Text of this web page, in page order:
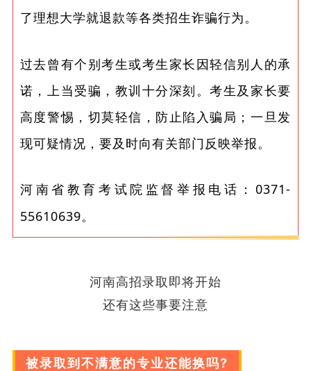
了理想大学就退款等各类招生诈骗行为。
过去曾有个别考生或考生家长因轻信别人的承
诺，上当受骗，教训十分深刻。考生及家长要
高度警惕，切莫轻信，防止陷入骗局；一旦发
现可疑情况，要及时向有关部门反映举报。
河南省教育考试院监督举报电话：0371-
55610639。
河南高招录取即将开始
还有这些事要注意
被录取到不满意的专业还能换吗?